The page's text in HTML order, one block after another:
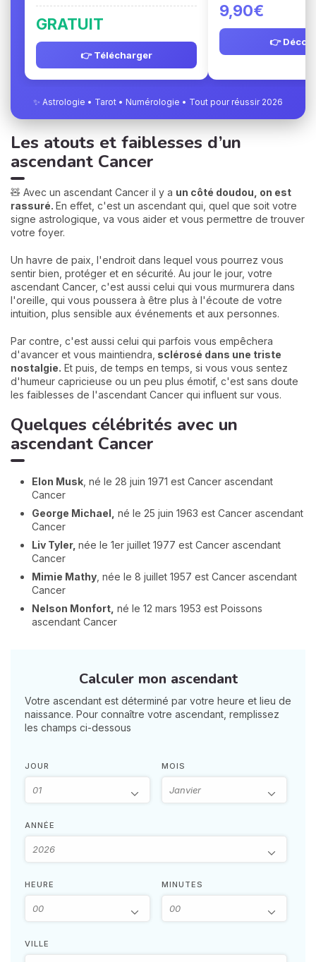
GRATUIT
👉 Télécharger
9,90€
👉
✨ Astrologie • Tarot • Numérologie • Tout pour réussir 2026
Les atouts et faiblesses d’un
ascendant Cancer
🧸 Avec un ascendant Cancer il y a un côté doudou, on est
rassuré. En effet, c'est un ascendant qui, quel que soit votre
signe astrologique, va vous aider et vous permettre de trouver
votre foyer.
Un havre de paix, l'endroit dans lequel vous pourrez vous
sentir bien, protéger et en sécurité. Au jour le jour, votre
ascendant Cancer, c'est aussi celui qui vous murmurera dans
l'oreille, qui vous poussera à être plus à l'écoute de votre
intuition, plus sensible aux événements et aux personnes.
Par contre, c'est aussi celui qui parfois vous empêchera
d'avancer et vous maintiendra, sclérosé dans une triste
nostalgie. Et puis, de temps en temps, si vous vous sentez
d'humeur capricieuse ou un peu plus émotif, c'est sans doute
les faiblesses de l'ascendant Cancer qui influent sur vous.
Quelques célébrités avec un
ascendant Cancer
Elon Musk, né le 28 juin 1971 est Cancer ascendant
Cancer
George Michael, né le 25 juin 1963 est Cancer ascendant
Cancer
Liv Tyler, née le 1er juillet 1977 est Cancer ascendant
Cancer
Mimie Mathy, née le 8 juillet 1957 est Cancer ascendant
Cancer
Nelson Monfort, né le 12 mars 1953 est Poissons
ascendant Cancer
Calculer mon ascendant
Votre ascendant est déterminé par votre heure et lieu de
naissance. Pour connaître votre ascendant, remplissez
les champs ci-dessous
JOUR MOIS
ANNÉE
HEURE MINUTES
VILLE